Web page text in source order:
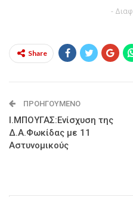
-
Share
ΠΡΟΗΓΟΎΜΕΝΟ
Ι.ΜΠΟΥΓΑΣ:Ενίσχυση της
Δ.Α.Φωκίδας με 11
Αστυνομικούς